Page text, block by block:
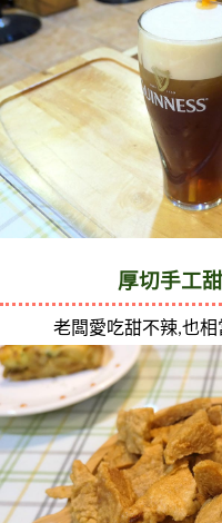
厚切手工
老闆愛吃甜不辣,也相